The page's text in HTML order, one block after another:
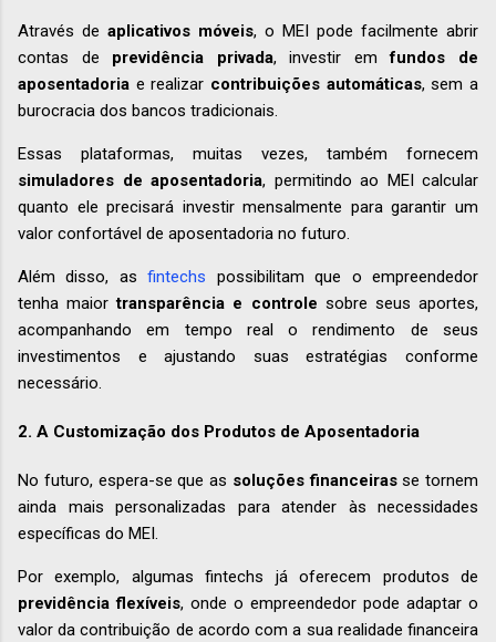
Através de aplicativos móveis, o MEI pode facilmente abrir
contas de previdência privada, investir emfundos de
aposentadoria e realizar contribuições automáticas, sem a
burocracia dos bancos tradicionais.
Essas plataformas, muitas vezes, também fornecem
simuladores de aposentadoria, permitindo ao MEI calcular
quanto ele precisará investir mensalmente para garantir um
valor confortável de aposentadoria no futuro.
Além disso, asfintechs possibilitam que o empreendedor
tenha maiortransparência e controle sobre seus aportes,
acompanhando em tempo real o rendimento de seus
investimentos e ajustando suas estratégias conforme
necessário.
2. A Customização dos Produtos de Aposentadoria
No futuro, espera-se que as soluções financeirasse tornem
ainda mais personalizadas para atender às necessidades
específicas do MEI.
Por exemplo, algumas fintechs já oferecem produtos de
previdência flexíveis, onde o empreendedor pode adaptar o
valor da contribuição de acordo com a sua realidade financeira